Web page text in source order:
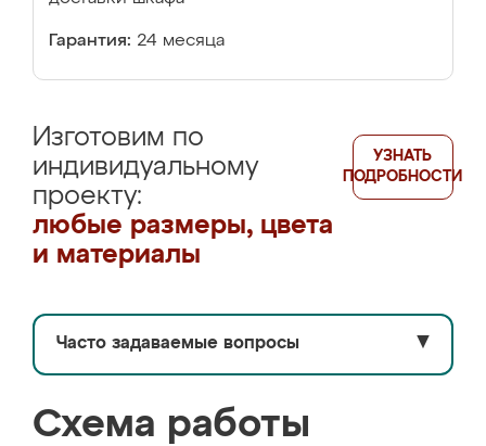
Гарантия: 24 месяца
Изготовим по
индивидуальному
проекту:
любые размеры, цвета
и материалы
УЗНАТЬ
ПОДРОБНОСТИ
Часто задаваемые вопросы ▼
Схема работы